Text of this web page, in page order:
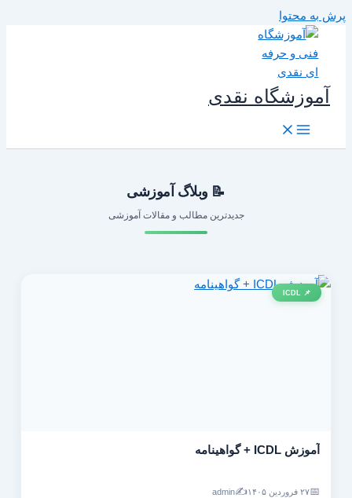
به محتوا
آموزشگاه نقدی
📝 وبلاگ آموزشی
جدیدترین مطالب و مقالات آموزشی
📌 ICDL
آموزش ICDL + گواهینامه
۲۷ فروردین ۱۴۰۵ ✍️
admin